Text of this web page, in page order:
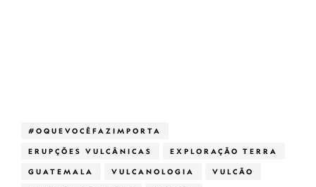
#OQUEVOCÊFAZIMPORTA
ERUPÇÕES VULCÂNICAS EXPLORAÇÃO TERRA
GUATEMALA VULCANOLOGIA VULCÃO